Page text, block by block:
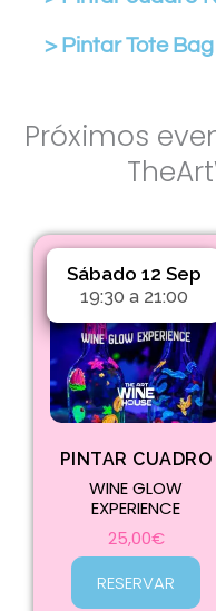
> Pintar Tote Bag
Próximos
Sábado 12 Sep
19:30 a 21:00
PINTAR CUADRO
WINE GLOW
EXPERIENCE
25,00€
RESERVAR